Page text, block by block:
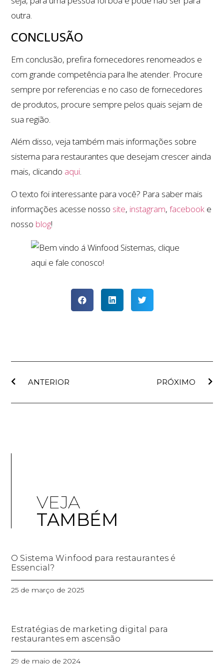
outra.
CONCLUSÃO
Em conclusão, prefira fornecedores renomeados e
com grande competência para lhe atender. Procure
sempre por referencias e no caso de fornecedores
de produtos, procure sempre pelos quais sejam de
sua região.
Além disso, veja também mais informações sobre
sistema para restaurantes que desejam crescer ainda
mais, clicando aqui.
O texto foi interessante para você? Para saber mais
informações acesse nosso site, instagram,facebook e
nosso blog!
ANTERIOR PRÓXIMO
VEJA
TAMBÉM
O Sistema Winfood para restaurantes é
Essencial?
25 de março de 2025
Estratégias de marketing digital para
restaurantes em ascensão
29 de maio de 2024